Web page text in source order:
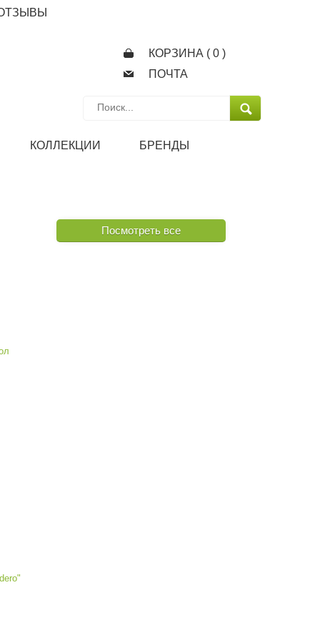
КОРЗИНА ( 0 )
ПОЧТА
КОЛЛЕКЦИИ БРЕНДЫ
Посмотреть все